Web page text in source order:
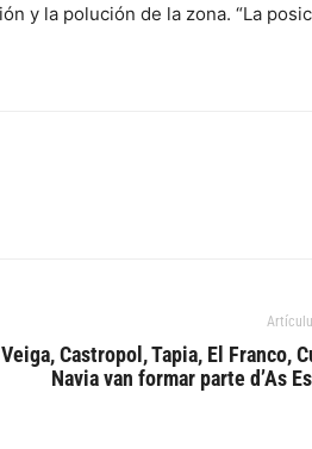
y la polución de la zona. “La
Castropol, Tapia, El Franco,
Navia van formar parte d’As